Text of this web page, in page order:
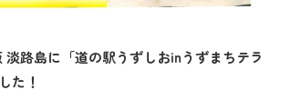
淡路島に「道の駅うずしおinうずまちテラ
た！